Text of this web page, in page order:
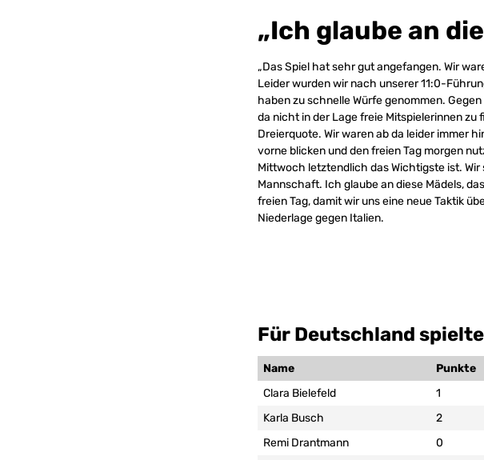
„Ich glaube an
„Das Spiel hat sehr gut angefangen. Wir
Leider wurden wir nach unserer 11:0-
haben zu schnelle Würfe genommen.
da nicht in der Lage freie Mitspielerinnen
Dreierquote. Wir waren ab da leider immer
vorne blicken und den freien Tag morgen
Mittwoch letztendlich das Wichtigste ist.
Mannschaft. Ich glaube an diese Mädels,
freien Tag, damit wir uns eine neue Taktik
Niederlage gegen Italien.
Für Deutschland
Name Punkte
Clara Bielefeld
1
Karla Busch
2
Remi Drantmann
0